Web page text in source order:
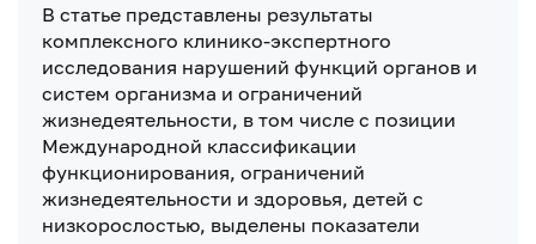
В статье представлены результаты
комплексного клинико-экспертного
исследования нарушений функций органов и
систем организма и ограничений
жизнедеятельности, в том числе с позиции
Международной классификации
функционирования, ограничений
жизнедеятельности и здоровья, детей с
низкорослостью, выделены показатели